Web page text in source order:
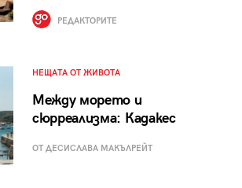
РЕДАКТОРИТЕ
НЕЩАТА ОТ ЖИВОТА
Между морето и
сюрреализма: Кадакес
ОТ ДЕСИСЛАВА МАКЪЛРЕЙТ